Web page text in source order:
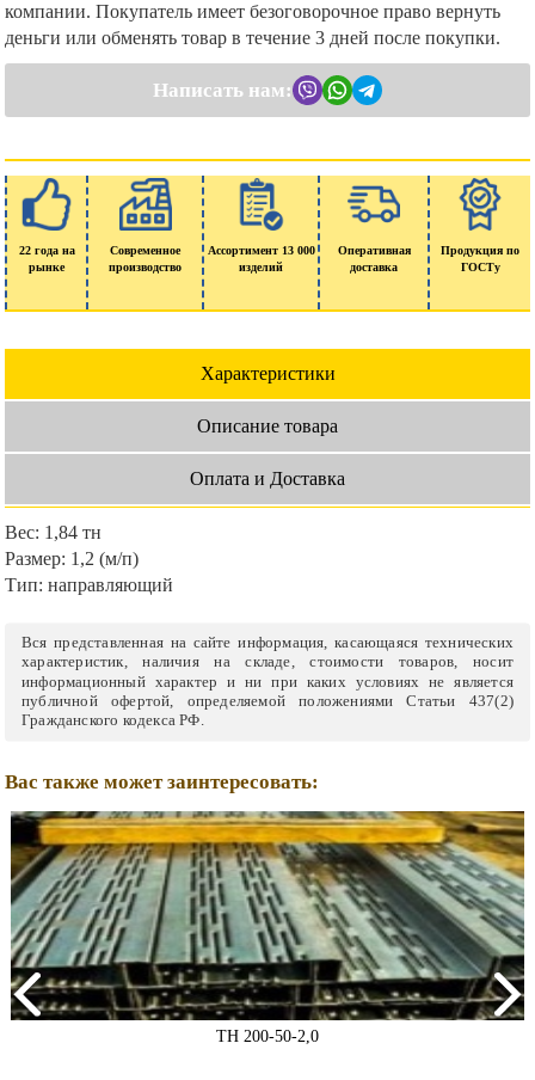
компании. Покупатель имеет безоговорочное право вернуть
деньги или обменять товар в течение 3 дней после покупки.
Написать нам:
22 года на
рынке
Современное
производство
Ассортимент 13 000
изделий
Оперативная
доставка
Продукция по
ГОСТу
Характеристики
Описание товара
Оплата и Доставка
Вес: 1,84 тн
Размер: 1,2 (м/п)
Тип: направляющий
Вся представленная на сайте информация, касающаяся технических
характеристик, наличия на складе, стоимости товаров, носит
информационный характер и ни при каких условиях не является
публичной офертой, определяемой положениями Статьи 437(2)
Гражданского кодекса РФ.
Вас также может заинтересовать:
ТН 200-50-2,0